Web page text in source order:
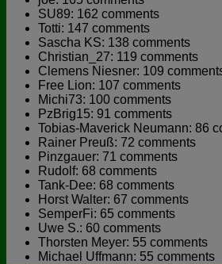
SU89: 162 comments
Totti: 147 comments
Sascha KS: 138 comments
Christian_27: 119 comments
Clemens Niesner: 109
Free Lion: 107 comments
Michi73: 100 comments
PzBrig15: 91 comments
Tobias-Maverick Neumann: 86
Rainer Preuß: 72 comments
Pinzgauer: 71 comments
Rudolf: 68 comments
Tank-Dee: 68 comments
Horst Walter: 67 comments
SemperFi: 65 comments
Uwe S.: 60 comments
Thorsten Meyer: 55 comments
Michael Uffmann: 55 comments